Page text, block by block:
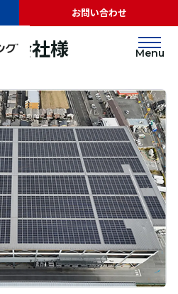
お問い合わせ
Menu
式会社様
会社様